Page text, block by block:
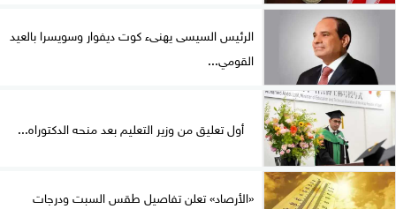
الرئيس السيسى يهنىء كوت ديفوار وسويسرا بالعيد
القومي...
أول تعليق من وزير التعليم بعد منحه الدكتوراه...
«الأرصاد» تعلن تفاصيل طقس السبت ودرجات